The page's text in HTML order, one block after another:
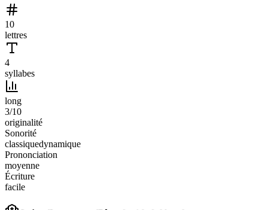
10
lettres
4
syllabes
long
3/10
originalité
Sonorité
classiquedynamique
Prononciation
moyenne
Écriture
facile